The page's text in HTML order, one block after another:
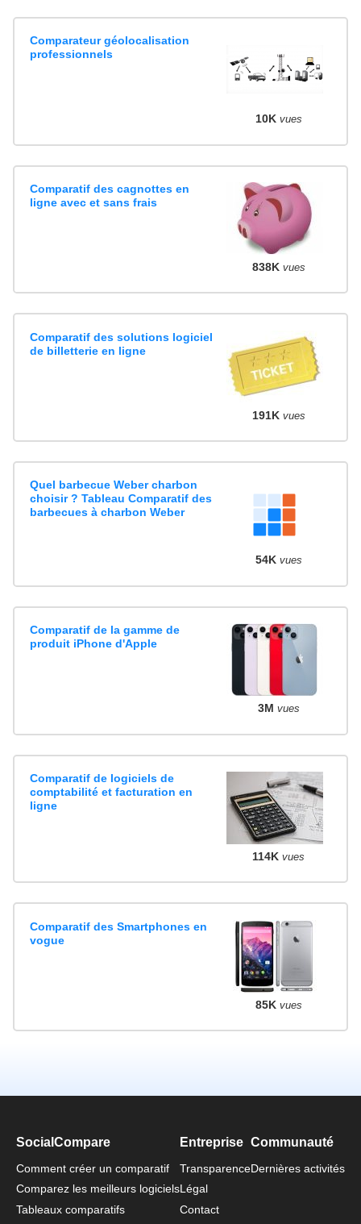
Comparateur géolocalisation
professionnels
10K vues
Comparatif des cagnottes en
ligne avec et sans frais
838K vues
Comparatif des solutions logiciel
de billetterie en ligne
191K vues
Quel barbecue Weber charbon
choisir ? Tableau Comparatif des
barbecues à charbon Weber
54K vues
Comparatif de la gamme de
produit iPhone d'Apple
3M vues
Comparatif de logiciels de
comptabilité et facturation en
ligne
114K vues
Comparatif des Smartphones en
vogue
85K vues
SocialCompare
Comment créer un comparatif
Comparez les meilleurs logiciels
Tableaux comparatifs
Entreprise
Transparence
Légal
Contact
Communauté
Dernières activités